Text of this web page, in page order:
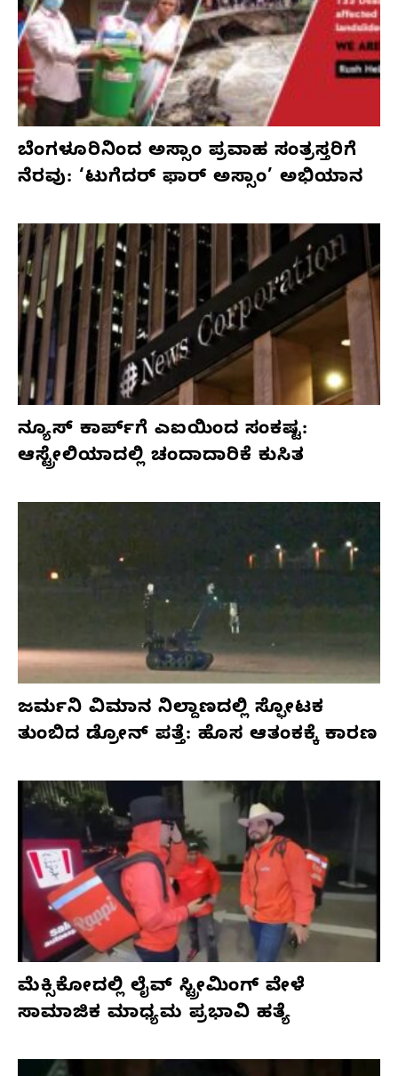
ಬೆಂಗಳೂರಿನಿಂದ ಅಸ್ಸಾಂ ಪ್ರವಾಹ ಸಂತ್ರಸ್ತರಿಗೆ
ನೆರವು: ‘ಟುಗೆದರ್ ಫಾರ್ ಅಸ್ಸಾಂ’ ಅಭಿಯಾನ
ನ್ಯೂಸ್ ಕಾರ್ಪ್‌ಗೆ ಎಐಯಿಂದ ಸಂಕಷ್ಟ:
ಆಸ್ಟ್ರೇಲಿಯಾದಲ್ಲಿ ಚಂದಾದಾರಿಕೆ ಕುಸಿತ
ಜರ್ಮನಿ ವಿಮಾನ ನಿಲ್ದಾಣದಲ್ಲಿ ಸ್ಫೋಟಕ
ತುಂಬಿದ ಡ್ರೋನ್ ಪತ್ತೆ: ಹೊಸ ಆತಂಕಕ್ಕೆ ಕಾರಣ
ಮೆಕ್ಸಿಕೋದಲ್ಲಿ ಲೈವ್ ಸ್ಟ್ರೀಮಿಂಗ್ ವೇಳೆ
ಸಾಮಾಜಿಕ ಮಾಧ್ಯಮ ಪ್ರಭಾವಿ ಹತ್ಯೆ